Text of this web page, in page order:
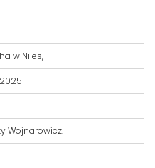
w Niles,
Wojnarowicz.